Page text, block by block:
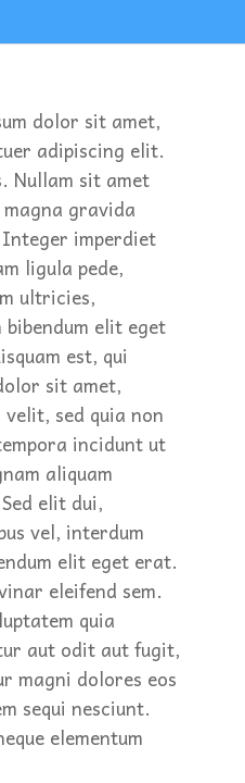
dolor sit amet,
adipiscing elit.
Nullam sit amet
gravida
imperdiet
ligula pede,
ultricies,
bibendum elit eget
est, qui
sit amet,
sed quia non
incidunt ut
aliquam
elit dui,
vel, interdum
elit eget erat.
eleifend sem.
quia
aut odit aut fugit,
magni dolores eos
sequi nesciunt.
elementum